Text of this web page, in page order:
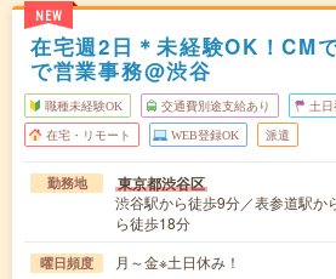
NEW
在宅週2日＊未経験OK！CM
で営業事務@渋谷
職種未経験OK 交通費別途支給あり 土日
在宅・リモート WEB登録OK 派遣
勤務地 東京都渋谷区
渋谷駅から徒歩9分／表参道駅か
ら徒歩18分
曜日頻度 月～金※土日休み！